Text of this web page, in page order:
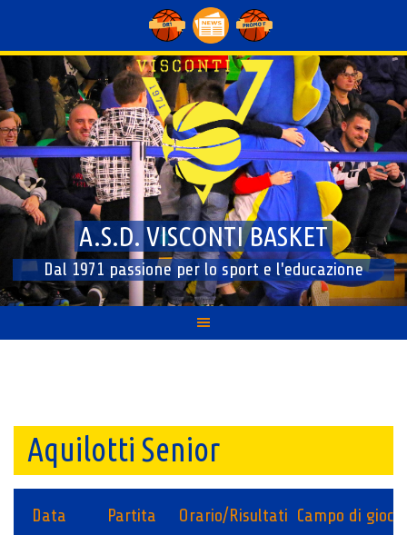
content
A.S.D. VISCONTI BASKET
Dal 1971 passione per lo sport e l'educazione
Aquilotti Senior
Data Partita Orario/Risultati Campo di gioco